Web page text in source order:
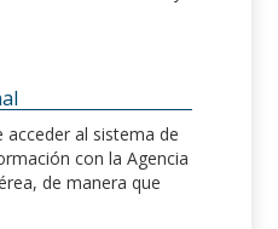
acceder al sistema de
con la Agencia
de manera que